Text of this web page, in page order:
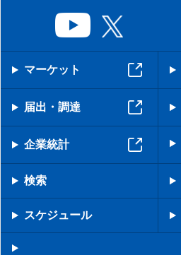
マーケット
届出・調達
企業統計
検索
スケジュール